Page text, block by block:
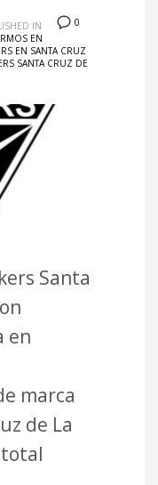
0
IN
EN
EN SANTA CRUZ
SANTA CRUZ DE
Santa
en
marca
de La